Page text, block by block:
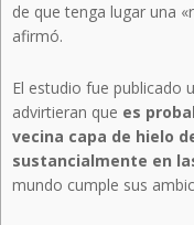
de que tenga lugar una
afirmó.
El estudio fue publicado
advirtieran que es
vecina capa de hielo
sustancialmente en
mundo cumple sus